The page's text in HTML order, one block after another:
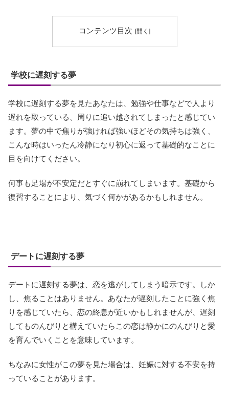
コンテンツ目次
学校に遅刻する夢
学校に遅刻する夢を見たあなたは、勉強や仕事などで人より
遅れを取っている、周りに追い越されてしまったと感じてい
ます。夢の中で焦りが強ければ強いほどその気持ちは強く、
こんな時はいったん冷静になり初心に返って基礎的なことに
目を向けてください。
何事も足場が不安定だとすぐに崩れてしまいます。基礎から
復習することにより、気づく何かがあるかもしれません。
デートに遅刻する夢
デートに遅刻する夢は、恋を逃がしてしまう暗示です。しか
し、焦ることはありません。あなたが遅刻したことに強く焦
りを感じていたら、恋の終息が近いかもしれませんが、遅刻
してものんびりと構えていたらこの恋は静かにのんびりと愛
を育んでいくことを意味しています。
ちなみに女性がこの夢を見た場合は、妊娠に対する不安を持
っていることがあります。